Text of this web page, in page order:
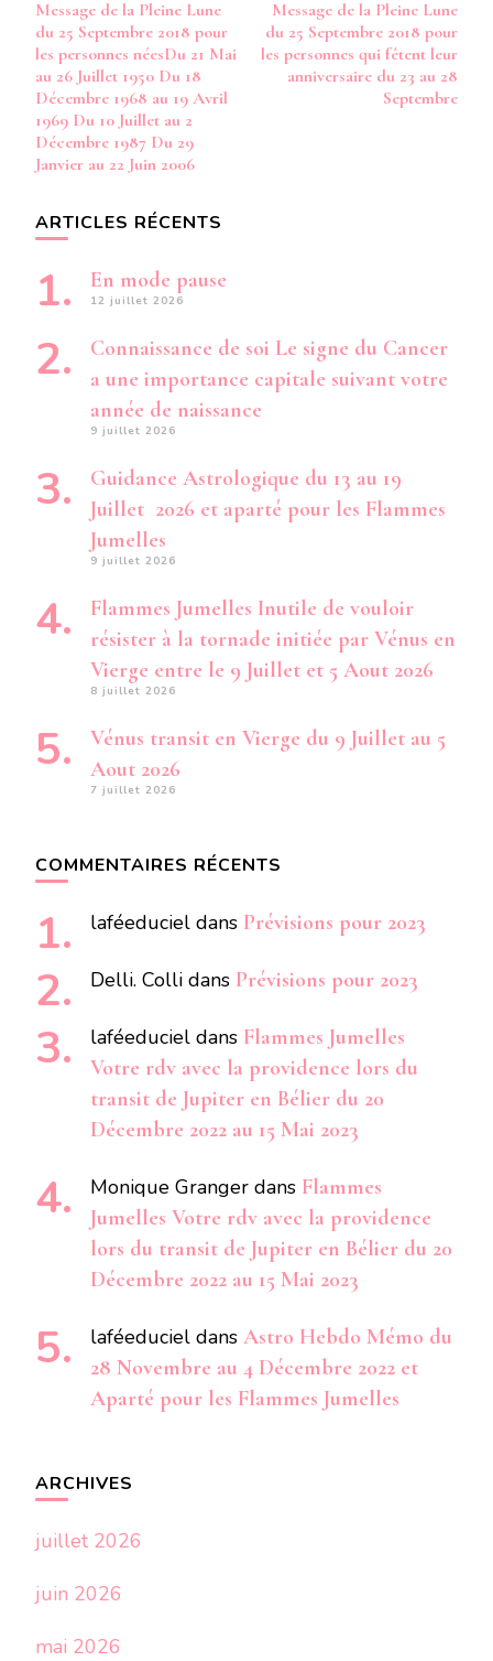
1978
DU
29
1996
d’article
Message de la Pleine Lune
du 25 Septembre 2018 pour
les personnes néesDu 21 Mai
au 26 Juillet 1950 Du 18
Décembre 1968 au 19 Avril
1969 Du 10 Juillet au 2
Décembre 1987 Du 29
Janvier au 22 Juin 2006
Message de la Pleine Lune
du 25 Septembre 2018 pour
les personnes qui fêtent leur
anniversaire du 23 au 28
Septembre
ARTICLES RÉCENTS
En mode pause
12 juillet 2026
Connaissance de soi Le signe du Cancer
a une importance capitale suivant votre
année de naissance
9 juillet 2026
Guidance Astrologique du 13 au 19
Juillet 2026 et aparté pour les Flammes
Jumelles
9 juillet 2026
Flammes Jumelles Inutile de vouloir
résister à la tornade initiée par Vénus en
Vierge entre le 9 Juillet et 5 Aout 2026
8 juillet 2026
Vénus transit en Vierge du 9 Juillet au 5
Aout 2026
7 juillet 2026
COMMENTAIRES RÉCENTS
laféeduciel dans Prévisions pour 2023
Delli. Colli dans Prévisions pour 2023
laféeduciel dans Flammes Jumelles
Votre rdv avec la providence lors du
transit de Jupiter en Bélier du 20
Décembre 2022 au 15 Mai 2023
Monique Granger dans Flammes
Jumelles Votre rdv avec la providence
lors du transit de Jupiter en Bélier du 20
Décembre 2022 au 15 Mai 2023
laféeduciel dans Astro Hebdo Mémo du
28 Novembre au 4 Décembre 2022 et
Aparté pour les Flammes Jumelles
ARCHIVES
juillet 2026
juin 2026
mai 2026